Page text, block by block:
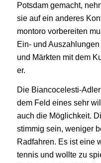
Potsdam gemacht,
sie auf ein anderes
montoro vorbereiten
Ein- und
und Märkten mit dem
er.
Die Biancocelesti-
dem Feld eines sehr
auch die Möglichkeit.
stimmig sein, weniger
Radfahren. Es ist eine
tennis und wollte zu